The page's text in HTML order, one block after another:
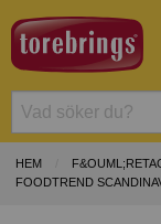
HEM
FOODTREND